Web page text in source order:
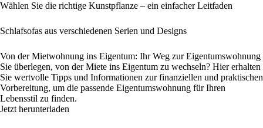
Wählen Sie die richtige Kunstpflanze – ein einfacher Leitfaden
Schlafsofas aus verschiedenen Serien und Designs
Von der Mietwohnung ins Eigentum: Ihr Weg zur Eigentumswohnung
Sie überlegen, von der Miete ins Eigentum zu wechseln? Hier erhalten
Sie wertvolle Tipps und Informationen zur finanziellen und praktischen
Vorbereitung, um die passende Eigentumswohnung für Ihren
Lebensstil zu finden.
Jetzt herunterladen